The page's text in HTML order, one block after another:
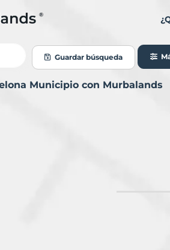
Guardar búsqueda
Municipio con Murbalands